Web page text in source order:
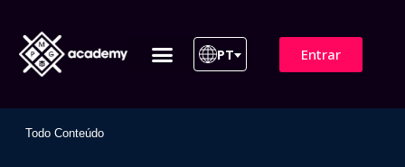
PT Entrar
Todo Conteúdo